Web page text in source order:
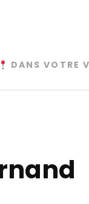
DANS VOTRE